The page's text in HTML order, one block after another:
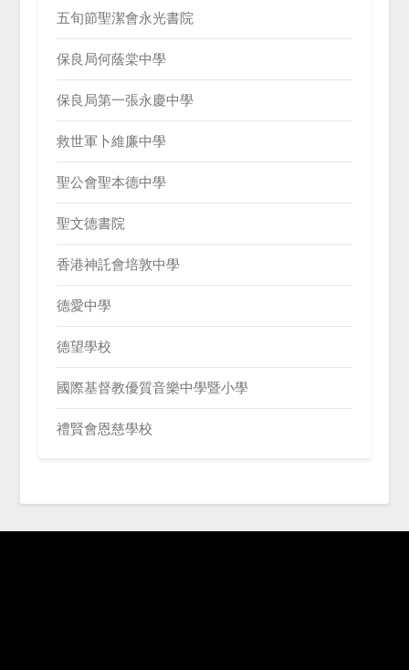
五旬節聖潔會永光書院
保良局何蔭棠中學
保良局第一張永慶中學
救世軍卜維廉中學
聖公會聖本德中學
聖文德書院
香港神託會培敦中學
德愛中學
德望學校
國際基督教優質音樂中學暨小學
禮賢會恩慈學校